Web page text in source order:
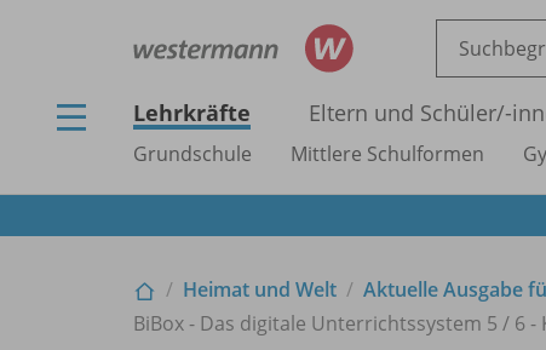
Lehrkräfte Eltern und Schüler/-
Grundschule Mittlere Schulformen
Heimat und Welt
Aktuelle Ausgabe
BiBox - Das digitale Unterrichtssystem 5 / 6 -